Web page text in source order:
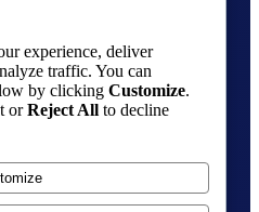
สมเด็จพระมหิตลาธิเบศร
ดปทุมวนาราม) 969 ถนน
เขตปทุมวัน กทม. 10330
experience, deliver
traffic. You can
by clicking Customize.
orReject All to decline